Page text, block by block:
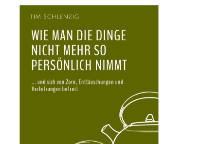
28. März 2024